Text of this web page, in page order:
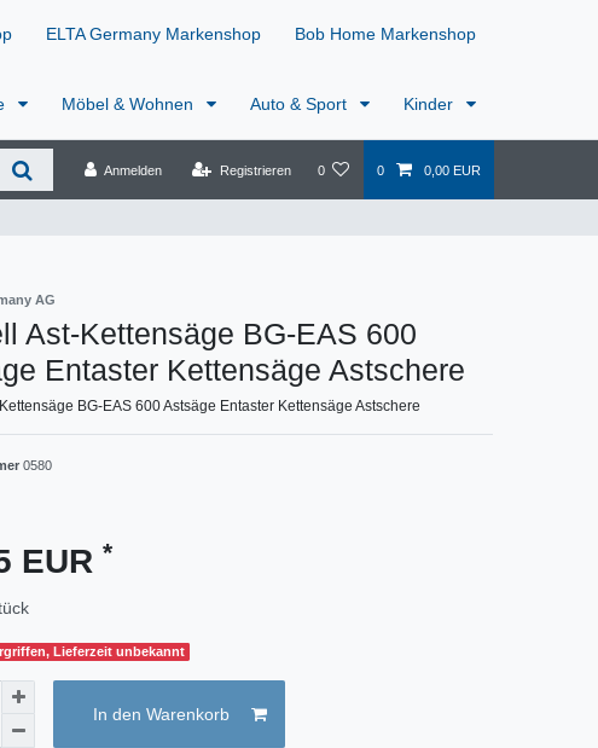
ELTA Germany Markenshop Bob Home Markenshop
Möbel & Wohnen Auto & Sport Kinder
Anmelden Registrieren 0 0 0,00 EUR
AG
Ast-Kettensäge BG-EAS 600
Entaster Kettensäge Astschere
BG-EAS 600 Astsäge Entaster Kettensäge Astschere
0580
EUR *
Lieferzeit unbekannt
In den Warenkorb